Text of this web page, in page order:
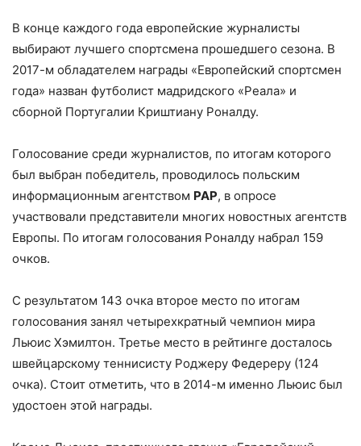
В конце каждого года европейские журналисты
выбирают лучшего спортсмена прошедшего сезона. В
2017-м обладателем награды «Европейский спортсмен
года» назван футболист мадридского «Реала» и
сборной Португалии Криштиану Роналду.
Голосование среди журналистов, по итогам которого
был выбран победитель, проводилось польским
информационным агентством PAP, в опросе
участвовали представители многих новостных агентств
Европы. По итогам голосования Роналду набрал 159
очков.
С результатом 143 очка второе место по итогам
голосования занял четырехкратный чемпион мира
Льюис Хэмилтон. Третье место в рейтинге досталось
швейцарскому теннисисту Роджеру Федереру (124
очка). Стоит отметить, что в 2014-м именно Льюис был
удостоен этой награды.